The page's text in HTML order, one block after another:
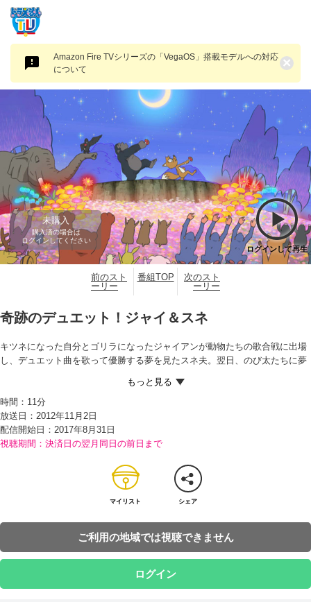
Amazon Fire TVシリーズの「VegaOS」搭載モデルへの対応
について
×
未購入
購入済の場合は
ログインしてください
ログインして再生
前のスト
ーリー
番組TOP
次のスト
ーリー
奇跡のデュエット！ジャイ＆スネ
キツネになった自分とゴリラになったジャイアンが動物たちの歌合戦に出場
し、デュエット曲を歌って優勝する夢を見たスネ夫。翌日、のび太たちに夢
現れたジャイアンが、「だれか、オレとデュエットを組もうぜ！」と持ちか
けてきたからビックリ！ カラオケ大会に参加するはずだった両親の代わり
に、自分が参加することにしたというのだ。 夢の話を聞いたジャイアンは、
「優勝なんて縁起がいい！」と、スネ夫とコンビを組むことを強引に決定。
夢の中で見たデュエット曲を思い出すよう、スネ夫にせまるが…！？
時間： 11分
放送日：2012年11月2日
配信開始日： 2017年8月31日
視聴期間：決済日の翌月同日の前日まで
マイリスト シェア
ご利用の地域では視聴できません
ログイン